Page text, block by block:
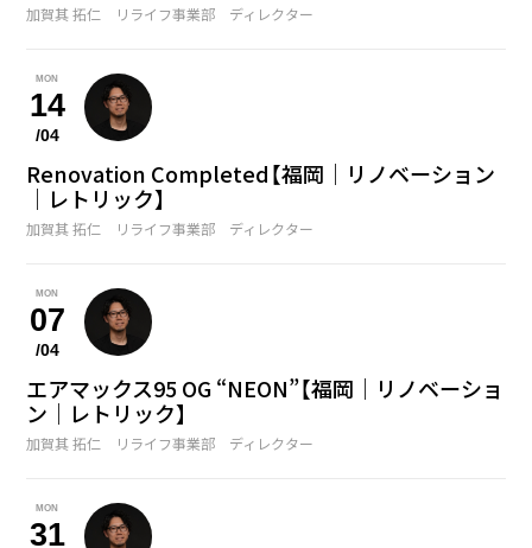
加賀其 拓仁 リライフ事業部 ディレクター
MON
14
/04
Renovation Completed【福岡｜リノベーション
｜レトリック】
加賀其 拓仁 リライフ事業部 ディレクター
MON
07
/04
エアマックス95 OG “NEON”【福岡｜リノベーショ
ン｜レトリック】
加賀其 拓仁 リライフ事業部 ディレクター
MON
31